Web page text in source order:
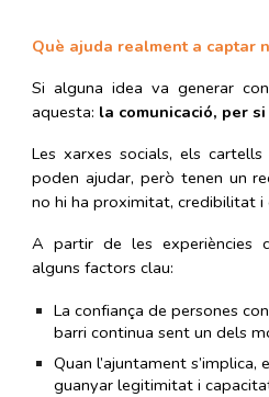
Què ajuda realment a captar
Si alguna idea va generar
aquesta: la comunicació, per
Les xarxes socials, els
poden ajudar, però tenen un
no hi ha proximitat, credibilitat i
A partir de les experiències
alguns factors clau:
La confiança de persones
barri continua sent un dels
Quan l’ajuntament
guanyar legitimitat i